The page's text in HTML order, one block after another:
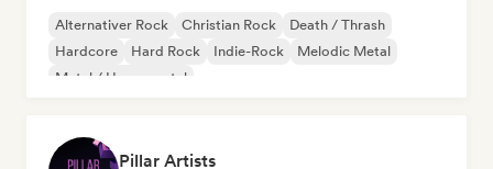
Alternativer Rock Christian Rock
Death / Thrash
Hardcore
Hard Rock Indie-Rock
Melodic Metal
Metal / Heavy metal
Pillar Artists